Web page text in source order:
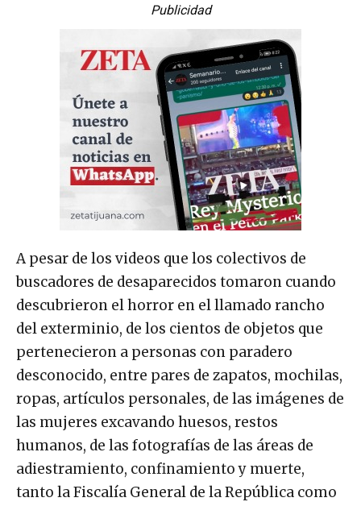
Publicidad
A pesar de los videos que los colectivos de
buscadores de desaparecidos tomaron cuando
descubrieron el horror en el llamado rancho
del exterminio, de los cientos de objetos que
pertenecieron a personas con paradero
desconocido, entre pares de zapatos, mochilas,
ropas, artículos personales, de las imágenes de
las mujeres excavando huesos, restos
humanos, de las fotografías de las áreas de
adiestramiento, confinamiento y muerte,
tanto la Fiscalía General de la República como